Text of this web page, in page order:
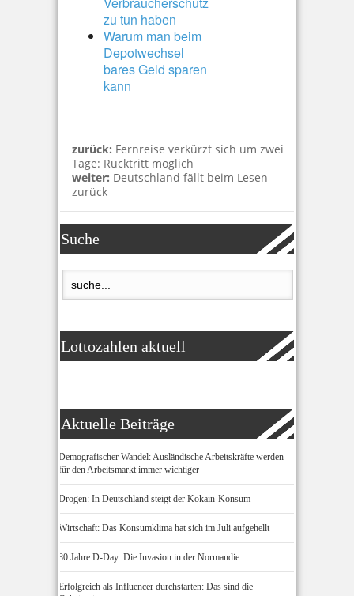
zu tun haben
Warum man beim
Depotwechsel
bares Geld sparen
kann
zurück: Fernreise verkürzt sich um zwei
Tage: Rücktritt möglich
weiter: Deutschland fällt beim Lesen
zurück
Suche
Lottozahlen aktuell
Aktuelle Beiträge
Demografischer Wandel: Ausländische Arbeitskräfte werden
für den Arbeitsmarkt immer wichtiger
Drogen: In Deutschland steigt der Kokain-Konsum
Wirtschaft: Das Konsumklima hat sich im Juli aufgehellt
80 Jahre D-Day: Die Invasion in der Normandie
Erfolgreich als Influencer durchstarten: Das sind die